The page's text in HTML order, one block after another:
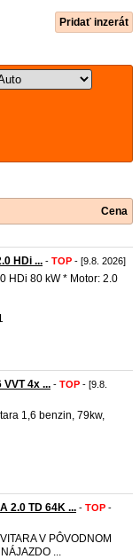
Pridať inzerát
Cena
HDi ... - TOP - [9.8. 2026]
HDi 80 kW * Motor: 2.0
4x ... - TOP - [9.8.
1,6 benzin, 79kw,
2.0 TD 64K ... - TOP -
VITARA V PÔVODNOM
...